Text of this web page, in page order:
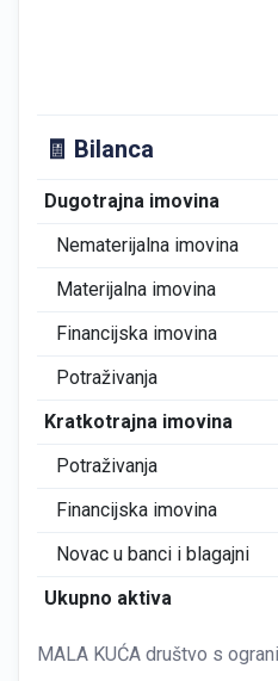
🧾 Bilanca
Dugotrajna imovina
Nematerijalna imovina
Materijalna imovina
Financijska imovina
Potraživanja
Kratkotrajna imovina
Potraživanja
Financijska imovina
Novac u banci i blagajni
Ukupno aktiva
MALA KUĆA društvo s